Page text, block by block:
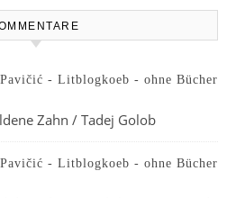
- Litblogkoeb - ohne Bücher
Zahn / Tadej Golob
- Litblogkoeb - ohne Bücher